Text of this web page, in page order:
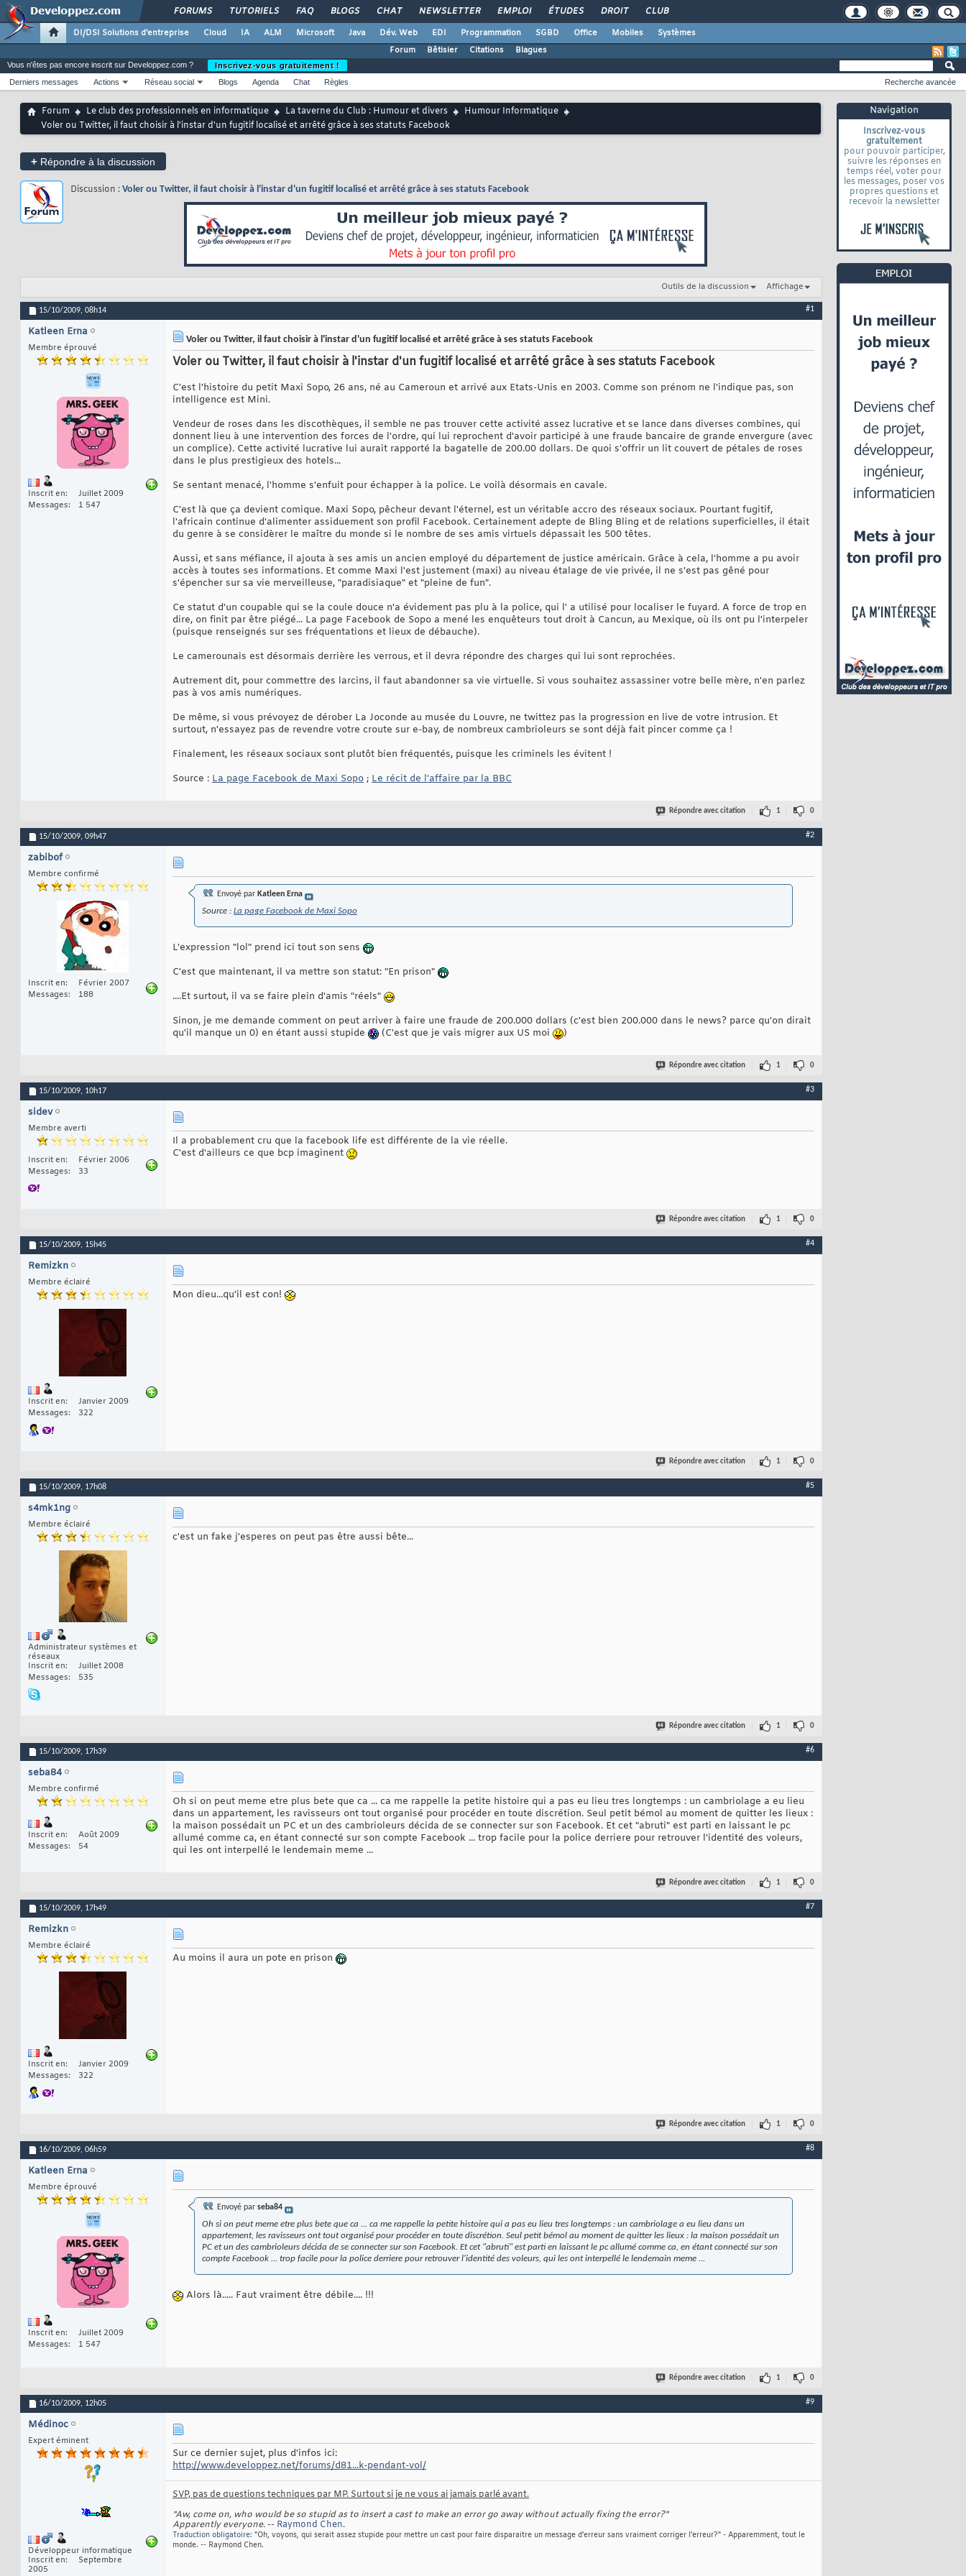
FORUMS TUTORIELS FAQ BLOGS CHAT NEWSLETTER EMPLOI ÉTUDES DROIT CLUB
DI/DSI Solutions d'entreprise Cloud IA ALM Microsoft Java Dév. Web EDI Programmation SGBD Office Mobiles
Systèmes
Forum
Bêtisier Citations Blagues
Navigation
Inscrivez-vous
gratuitement
pour pouvoir participer,
suivre les réponses en
temps réel, voter pour
les messages, poser vos
propres questions et
recevoir la newsletter
Vous n'êtes pas encore inscrit sur Developpez.com ?
Inscrivez-vous gratuitement !
Derniers messages
Actions Réseau social Blogs Agenda Chat Règles Recherche avancée
Forum Le club des professionnels en informatique La taverne du Club : Humour et divers
Humour Informatique
Voler ou Twitter, il faut choisir à l'instar d'un fugitif localisé et arrêté grâce à ses statuts Facebook
+ Répondre à la discussion
Discussion : Voler ou Twitter, il faut choisir à l'instar d'un fugitif localisé et arrêté grâce à ses statuts Facebook
Outils de la discussion Affichage
15/10/2009, 08h14 #1
Katleen Erna
Membre éprouvé
Inscrit en
Juillet 2009
Messages
1 547
Voler ou Twitter, il faut choisir à l'instar d'un fugitif localisé et arrêté grâce à ses statuts Facebook
Voler ou Twitter, il faut choisir à l'instar d'un fugitif localisé et arrêté grâce à ses statuts Facebook
C'est l'histoire du petit Maxi Sopo, 26 ans, né au Cameroun et arrivé aux Etats-Unis en 2003. Comme son prénom ne l'indique pas, son
intelligence est Mini.
Vendeur de roses dans les discothèques, il semble ne pas trouver cette activité assez lucrative et se lance dans diverses combines, qui
donnent lieu à une intervention des forces de l'ordre, qui lui reprochent d'avoir participé à une fraude bancaire de grande envergure (avec
un complice). Cette activité lucrative lui aurait rapporté la bagatelle de 200.00 dollars. De quoi s'offrir un lit couvert de pétales de roses
dans le plus prestigieux des hotels...
Se sentant menacé, l'homme s'enfuit pour échapper à la police. Le voilà désormais en cavale.
C'est là que ça devient comique. Maxi Sopo, pêcheur devant l'éternel, est un véritable accro des réseaux sociaux. Pourtant fugitif,
l'africain continue d'alimenter assiduement son profil Facebook. Certainement adepte de Bling Bling et de relations superficielles, il était
du genre à se considèrer le maître du monde si le nombre de ses amis virtuels dépassait les 500 têtes.
Aussi, et sans méfiance, il ajouta à ses amis un ancien employé du département de justice américain. Grâce à cela, l'homme a pu avoir
accès à toutes ses informations. Et comme Maxi l'est justement (maxi) au niveau étalage de vie privée, il ne s'est pas gêné pour
s'épencher sur sa vie merveilleuse, "paradisiaque" et "pleine de fun".
Ce statut d'un coupable qui se la coule douce n'a évidement pas plu à la police, qui l' a utilisé pour localiser le fuyard. A force de trop en
dire, on finit par être piégé... La page Facebook de Sopo a mené les enquêteurs tout droit à Cancun, au Mexique, où ils ont pu l'interpeler
(puisque renseignés sur ses fréquentations et lieux de débauche).
Le camerounais est désormais derrière les verrous, et il devra répondre des charges qui lui sont reprochées.
Autrement dit, pour commettre des larcins, il faut abandonner sa vie virtuelle. Si vous souhaitez assassiner votre belle mère, n'en parlez
pas à vos amis numériques.
De même, si vous prévoyez de dérober La Joconde au musée du Louvre, ne twittez pas la progression en live de votre intrusion. Et
surtout, n'essayez pas de revendre votre croute sur e-bay, de nombreux cambrioleurs se sont déjà fait pincer comme ça !
Finalement, les réseaux sociaux sont plutôt bien fréquentés, puisque les criminels les évitent !
Source : La page Facebook de Maxi Sopo ; Le récit de l'affaire par la BBC
Répondre avec citation 1 0
15/10/2009, 09h47 #2
zabibof
Membre confirmé
Inscrit en
Février 2007
Messages
188
Envoyé par Katleen Erna
Source : La page Facebook de Maxi Sopo
L'expression "lol" prend ici tout son sens
C'est que maintenant, il va mettre son statut: "En prison"
....Et surtout, il va se faire plein d'amis "réels"
Sinon, je me demande comment on peut arriver à faire une fraude de 200.000 dollars (c'est bien 200.000 dans le news? parce qu'on dirait
qu'il manque un 0) en étant aussi stupide
(C'est que je vais migrer aux US moi )
Répondre avec citation 1 0
15/10/2009, 10h17 #3
sidev
Membre averti
Inscrit en
Février 2006
Messages
33
Il a probablement cru que la facebook life est différente de la vie réelle.
C'est d'ailleurs ce que bcp imaginent
Répondre avec citation 1 0
15/10/2009, 15h45 #4
Remizkn
Membre éclairé
Inscrit en
Janvier 2009
Messages
322
Mon dieu...qu'il est con!
Répondre avec citation 1 0
15/10/2009, 17h08 #5
s4mk1ng
Membre éclairé
Administrateur systèmes et
réseaux
Inscrit en
Juillet 2008
Messages
535
c'est un fake j'esperes on peut pas être aussi bête...
Répondre avec citation 1 0
15/10/2009, 17h39 #6
seba84
Membre confirmé
Inscrit en
Août 2009
Messages
54
Oh si on peut meme etre plus bete que ca ... ca me rappelle la petite histoire qui a pas eu lieu tres longtemps : un cambriolage a eu lieu
dans un appartement, les ravisseurs ont tout organisé pour procéder en toute discrétion. Seul petit bémol au moment de quitter les lieux :
la maison possédait un PC et un des cambrioleurs décida de se connecter sur son Facebook. Et cet "abruti" est parti en laissant le pc
allumé comme ca, en étant connecté sur son compte Facebook ... trop facile pour la police derriere pour retrouver l'identité des voleurs,
qui les ont interpellé le lendemain meme ...
Répondre avec citation 1 0
15/10/2009, 17h49 #7
Remizkn
Membre éclairé
Inscrit en
Janvier 2009
Messages
322
Au moins il aura un pote en prison
Répondre avec citation 1 0
16/10/2009, 06h59 #8
Katleen Erna
Membre éprouvé
Inscrit en
Juillet 2009
Messages
1 547
Envoyé par seba84
Oh si on peut meme etre plus bete que ca ... ca me rappelle la petite histoire qui a pas eu lieu tres longtemps : un cambriolage a eu lieu dans un
appartement, les ravisseurs ont tout organisé pour procéder en toute discrétion. Seul petit bémol au moment de quitter les lieux : la maison possédait un
PC et un des cambrioleurs décida de se connecter sur son Facebook. Et cet "abruti" est parti en laissant le pc allumé comme ca, en étant connecté sur son
compte Facebook ... trop facile pour la police derriere pour retrouver l'identité des voleurs, qui les ont interpellé le lendemain meme ...
Alors là..... Faut vraiment être débile.... !!!
Répondre avec citation 1 0
16/10/2009, 12h05 #9
Médinoc
Expert éminent
Développeur informatique
Inscrit en
Septembre
2005
Sur ce dernier sujet, plus d'infos ici:
http://www.developpez.net/forums/d81...k-pendant-vol/
SVP, pas de questions techniques par MP. Surtout si je ne vous ai jamais parlé avant.
"Aw, come on, who would be so stupid as to insert a cast to make an error go away without actually fixing the error?"
Apparently everyone.-- Raymond Chen.
Traduction obligatoire: "Oh, voyons, qui serait assez stupide pour mettre un cast pour faire disparaitre un message d'erreur sans vraiment corriger l'erreur?" - Apparemment, tout le
monde. -- Raymond Chen.